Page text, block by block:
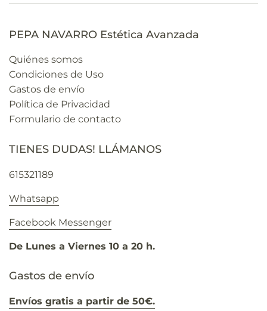
PEPA NAVARRO Estética Avanzada
Quiénes somos
Condiciones de Uso
Gastos de envío
Política de Privacidad
Formulario de contacto
TIENES DUDAS! LLÁMANOS
615321189
Whatsapp
Facebook Messenger
De Lunes a Viernes 10 a 20 h.
Gastos de envío
Envíos gratis a partir de 50€.